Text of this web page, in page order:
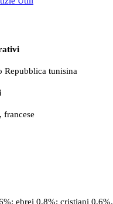
Repubblica tunisina
francese
ebrei 0,8%; cristiani 0,6%.